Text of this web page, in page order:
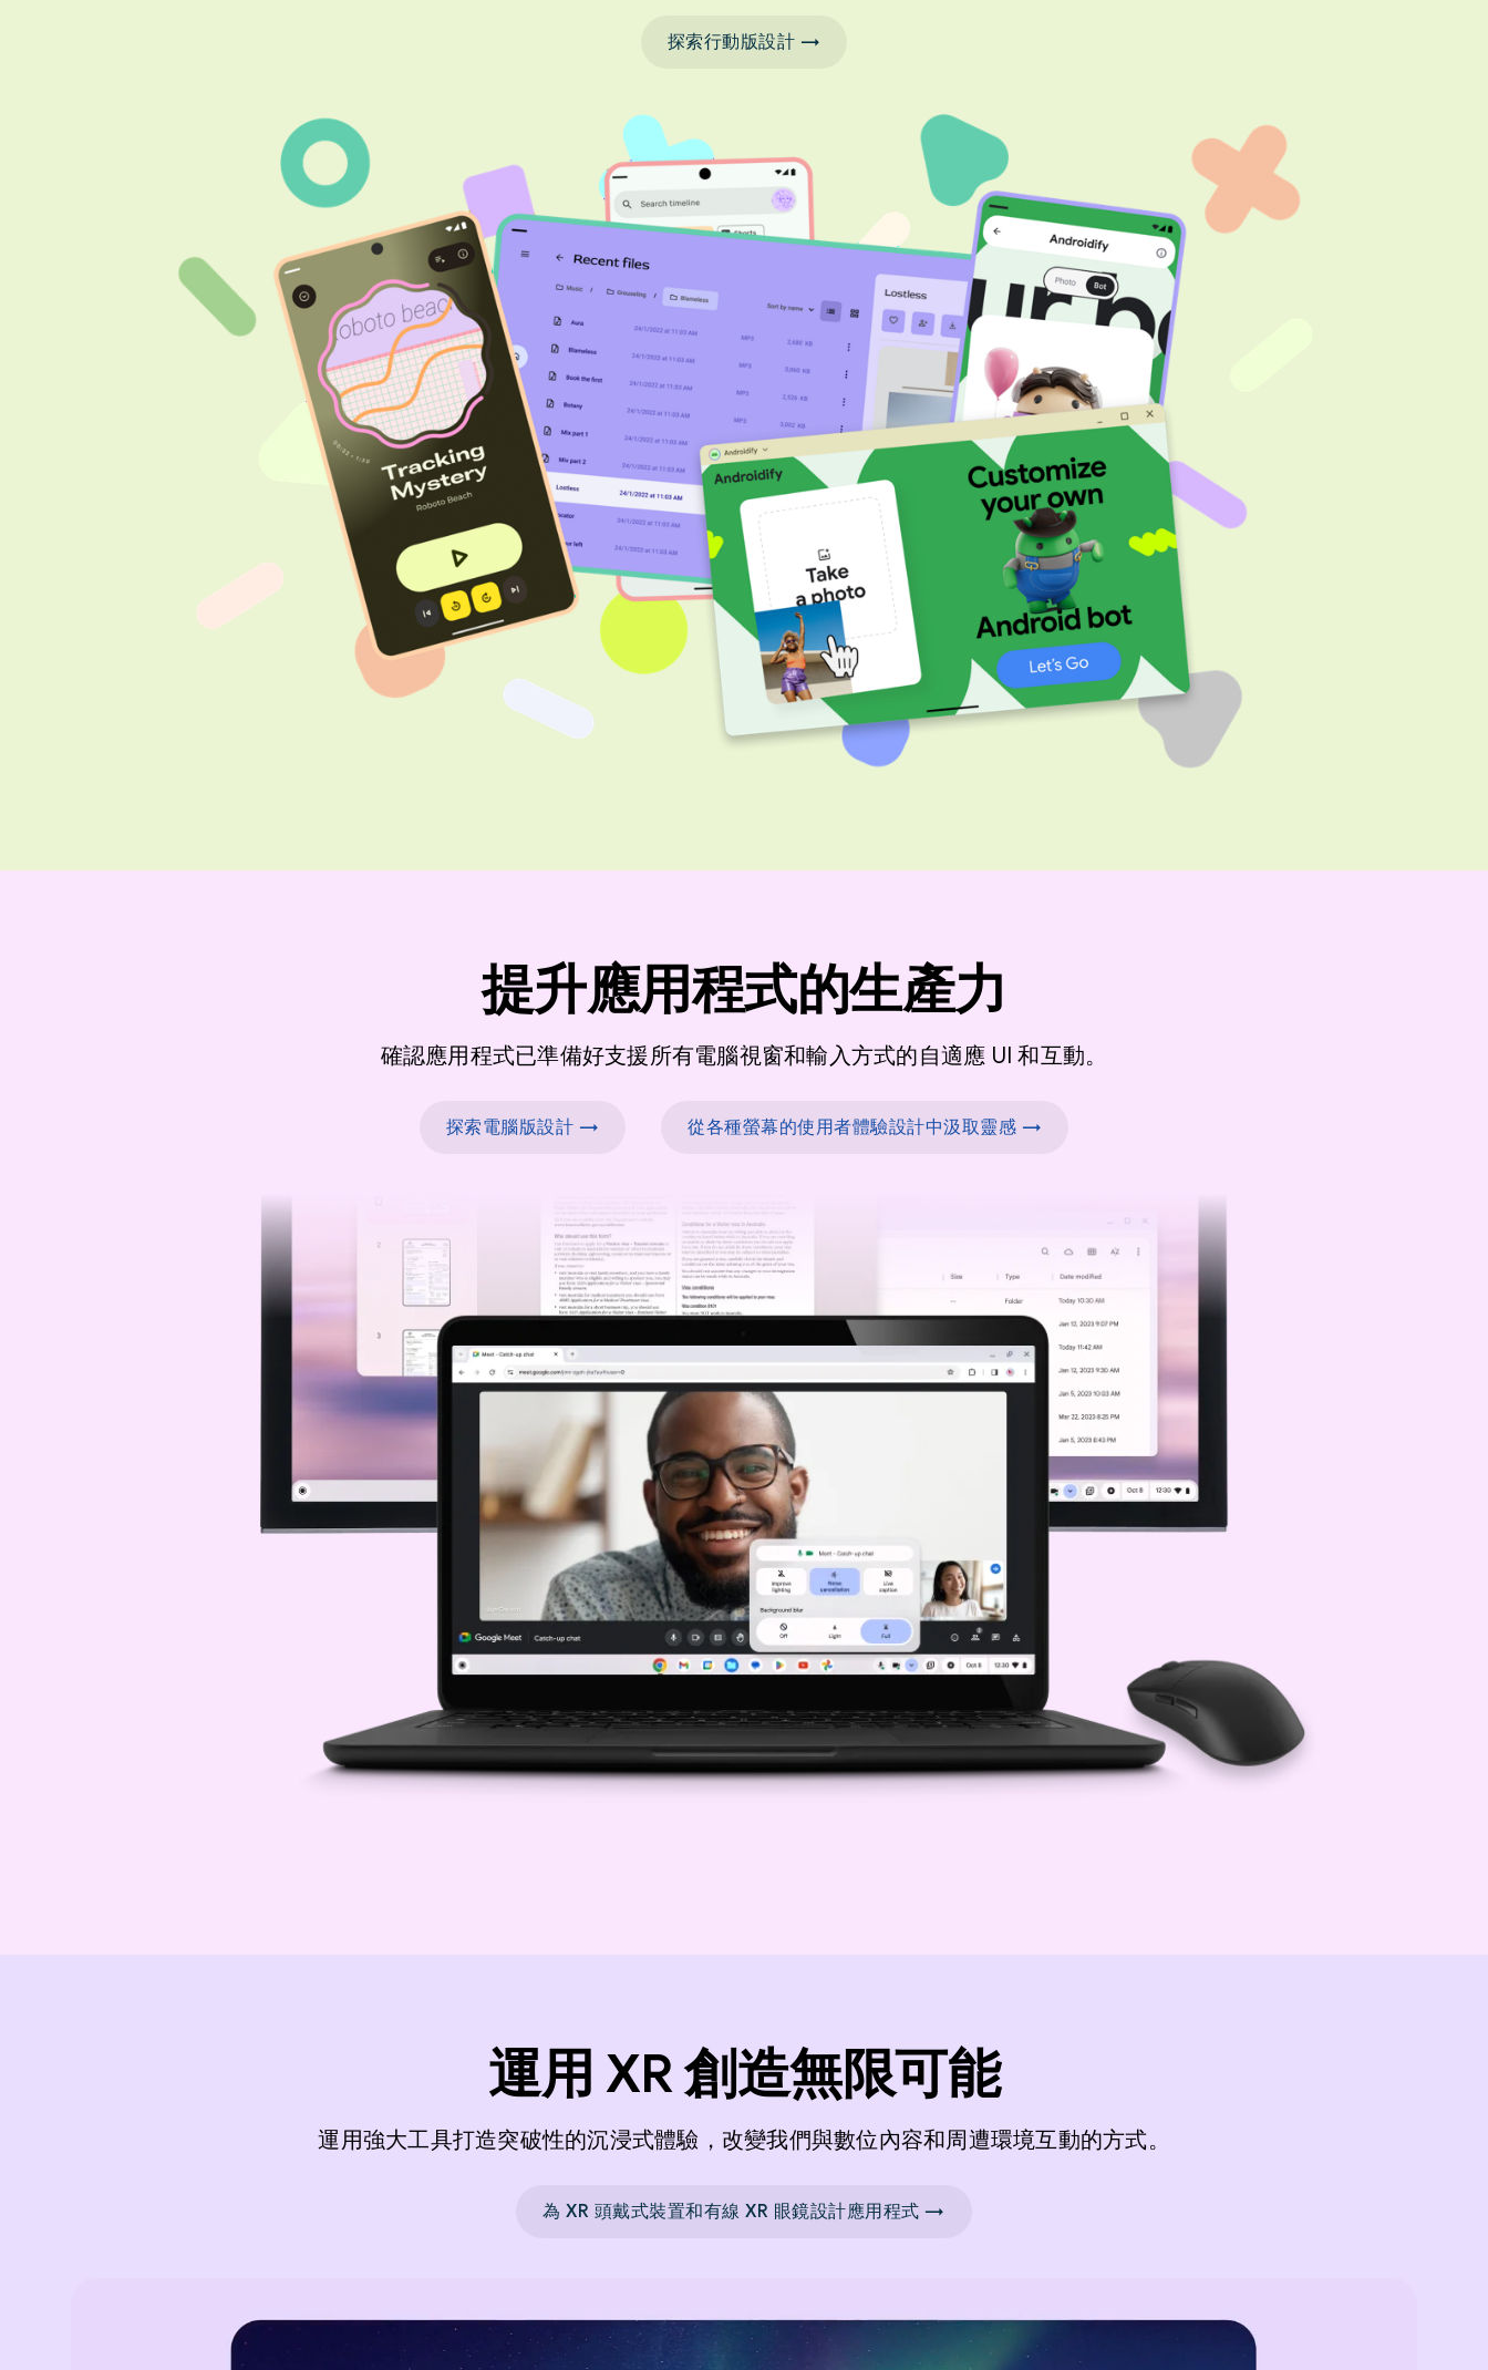
探索行動版設計 →
提升應用程式的生產力
確認應用程式已準備好支援所有電腦視窗和輸入方式的自適應 UI 和互動。
探索電腦版設計 → 從各種螢幕的使用者體驗設計中汲取靈感 →
運用 XR 創造無限可能
運用強大工具打造突破性的沉浸式體驗，改變我們與數位內容和周遭環境互動的方式。
為 XR 頭戴式裝置和有線 XR 眼鏡設計應用程式 →